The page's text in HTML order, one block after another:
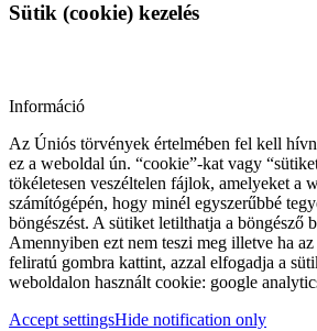
Sütik (cookie) kezelés
Információ
Az Úniós törvények értelmében fel kell
ez a weboldal ún. “cookie”-kat vagy
tökéletesen veszéltelen fájlok, amelyeket a
számítógépén, hogy minél egyszerűbbé
böngészést. A sütiket letilthatja a böngésző
Amennyiben ezt nem teszi meg illetve ha
feliratú gombra kattint, azzal elfogadja a
weboldalon használt cookie: google
Accept settingsHide notification only